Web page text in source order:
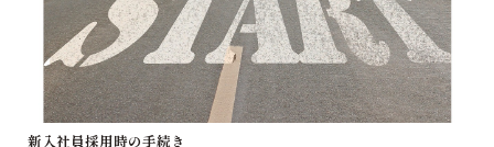
新入社員採用時の手続き